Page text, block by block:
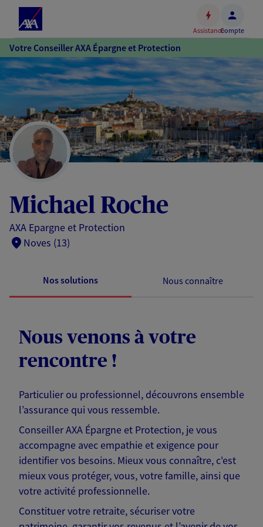
Accéder
au
contenu
principal
Accéder
au
pied
de
page
AssistanceCompte
Votre Conseiller AXA Épargne et Protection
Michael Roche
AXA Epargne et Protection
Noves (13)
Nos solutions Nous connaître
Nous venons à votre
rencontre !
Particulier ou professionnel, découvrons ensemble
l’assurance qui vous ressemble.
Conseiller AXA Épargne et Protection, je vous
accompagne avec empathie et exigence pour
identifier vos besoins. Mieux vous connaître, c'est
mieux vous protéger, vous, votre famille, ainsi que
votre activité professionnelle.
Constituer votre retraite, sécuriser votre